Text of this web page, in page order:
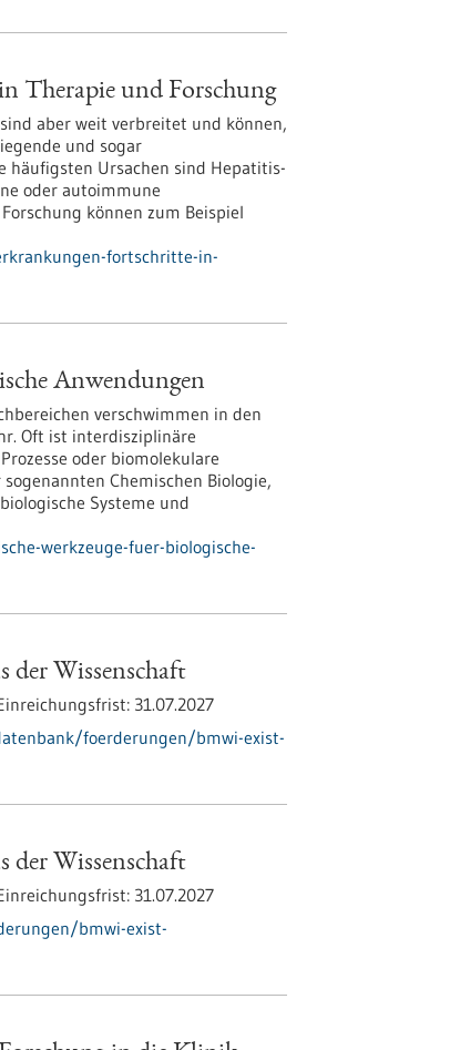
Therapie und Forschung
aber weit verbreitet und können,
und sogar
häufigsten Ursachen sind Hepatitis-
oder autoimmune
können zum Beispiel
fortschritte-in-
Anwendungen
verschwimmen in den
Oft ist interdisziplinäre
oder biomolekulare
Chemischen Biologie,
Systeme und
werkzeuge-fuer-biologische-
der Wissenschaft
31.07.2027
foerderungen/bmwi-exist-
der Wissenschaft
31.07.2027
bmwi-exist-